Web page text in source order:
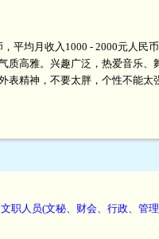
平均月收入1000 - 2000元人民
高雅。兴趣广泛，热爱音乐、
精神，不要太胖，个性不能
文职人员(文秘、财会、行政、管